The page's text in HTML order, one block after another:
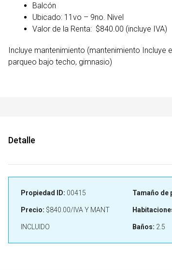
Balcón
Ubicado: 11vo – 9no. Nivel
Valor de la Renta: $840.00 (incluye IVA)
Incluye mantenimiento (mantenimiento Incluye
parqueo bajo techo, gimnasio)
Detalle
Propiedad ID: 00415
Precio:
INCLUIDO
Tamaño de
Baños: 2.5